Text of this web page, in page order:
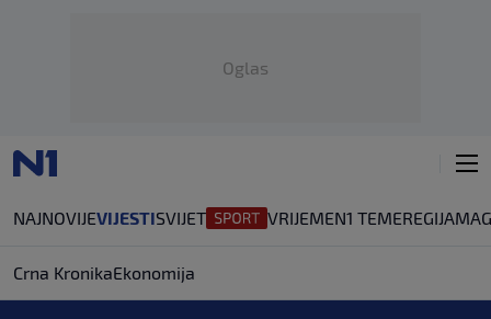
Oglas
NAJNOVIJEVIJESTISVIJET VRIJEMEN1 TEMEREGIJA
Crna KronikaEkonomija